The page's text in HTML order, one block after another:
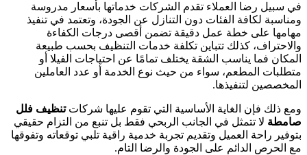
في سبيل رضا العملاء تقدم الشركات خدماتها بأسعار مدروسة
ومناسبة لكافة الفئات دون التنازل عن الجودة، وتعتمد في تنفيذ
مهامها على خطة عمل دقيقة تضمن أقصى درجات الكفاءة
والاحتراف، كذلك تتباين تكلفة خدمات التنظيف بحسب طبيعة
المكان فما يناسب الشقة يختلف تمامًا عن احتياجات الفيلا أو
متطلبات المطعم، سواء من حيث نوع الخدمة أو عدد العاملين
المخصصين لتنفيذها.
ومع ذلك فإن الغاية الأساسية التي تقوم عليها شركاتتنظيف فلل
صامطة لا تتمثل في الجانب الربحي فقط بل تنبع من التزام حقيقي
بتوفير راحة العميل وتقديم تجربة خدمية راقية تلبي توقعاته وتفوقها
مع الحرص الدائم على الجودة والرضا التام.